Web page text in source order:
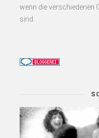
wenn die verschiedenen
sind.